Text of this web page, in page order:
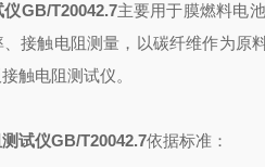
GB/T20042.7主要用于膜燃料电
接触电阻测量，以碳纤维作为原
触电阻测试仪。
试仪GB/T20042.7依据标准：